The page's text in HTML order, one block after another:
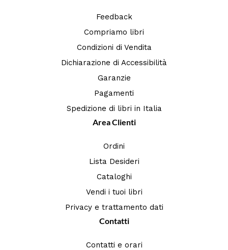
Feedback
Compriamo libri
Condizioni di Vendita
Dichiarazione di Accessibilità
Garanzie
Pagamenti
Spedizione di libri in Italia
Area Clienti
Ordini
Lista Desideri
Cataloghi
Vendi i tuoi libri
Privacy e trattamento dati
Contatti
Contatti e orari